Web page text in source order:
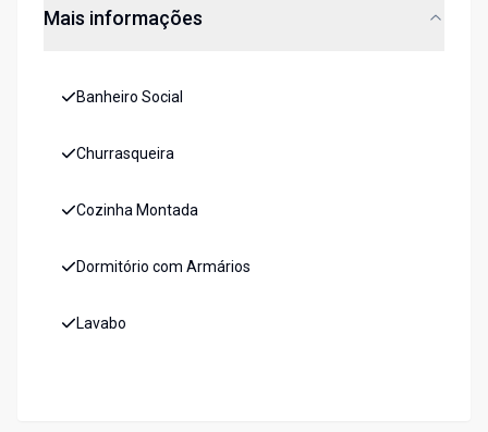
Mais informações
Banheiro Social
Churrasqueira
Cozinha Montada
Dormitório com Armários
Lavabo